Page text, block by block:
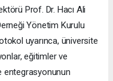
Prof. Dr. Hacı Ali
Yönetim Kurulu
uyarınca, üniversite
eğitimler ve
entegrasyonunun